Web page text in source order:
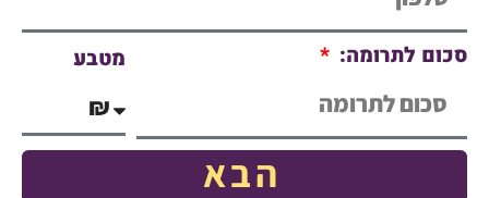
סכום לתרומה: מטבע
הבא